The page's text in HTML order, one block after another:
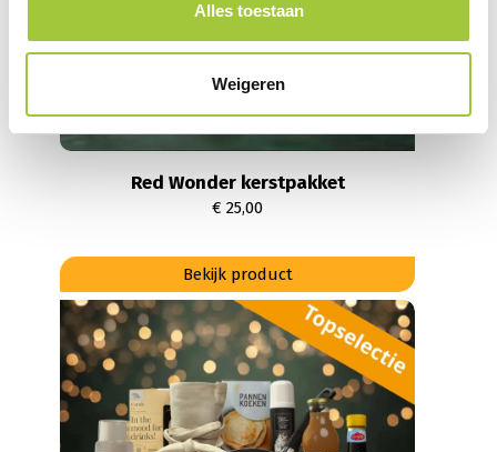
Alles toestaan
Weigeren
Red Wonder kerstpakket
€ 25,00
Dit
product
heeft
meerdere
variaties.
Deze
optie
kan
Bekijk product